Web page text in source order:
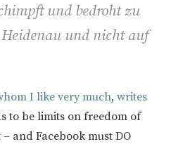
und bedroht zu
und nicht auf
I like very much, writes
to be limits on freedom of
and Facebook must DO